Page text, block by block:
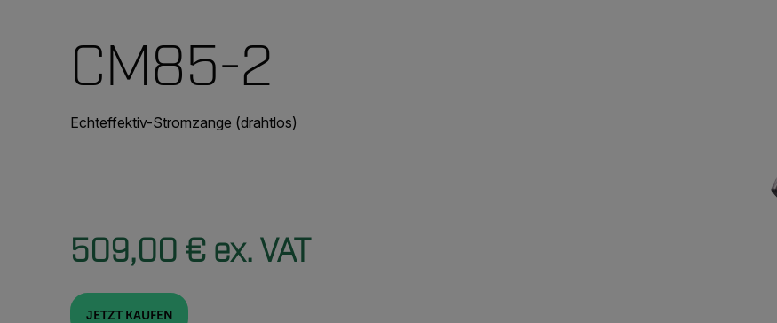
CM85-2
Echteffektiv-Stromzange (drahtlos)
509,00 € ex. VAT
JETZT KAUFEN